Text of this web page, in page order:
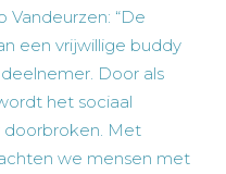
Vandeurzen: “De
een vrijwillige buddy
Door als
het sociaal
doorbroken. Met
we mensen met